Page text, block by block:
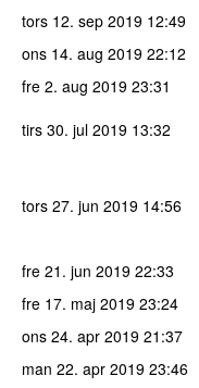
tors 12. sep 2019 12:49
ons 14. aug 2019 22:12
fre 2. aug 2019 23:31
tirs 30. jul 2019 13:32
tors 27. jun 2019 14:56
fre 21. jun 2019 22:33
fre 17. maj 2019 23:24
ons 24. apr 2019 21:37
man 22. apr 2019 23:46